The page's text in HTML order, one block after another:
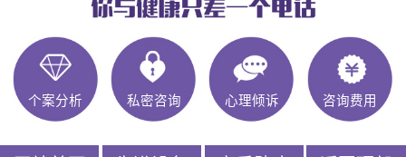
个案分析 私密咨询 心理倾诉 咨询费用